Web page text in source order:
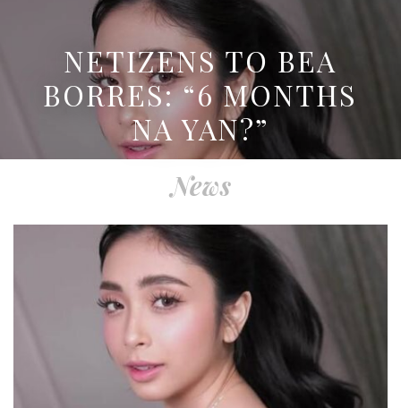
NETIZENS TO BEA
BORRES: “6 MONTHS
NA YAN?”
News